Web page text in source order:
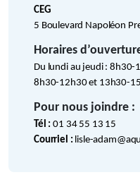
CEG
5 Boulevard Napoléon
Horaires
Du lundi au jeudi :
8h30-12h30 et 13h30-
Pour nous joindre :
Tél :01 34 55 13 15
Courriel : lisle-